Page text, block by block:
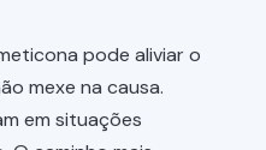
pode aliviar o
mexe na causa.
em situações